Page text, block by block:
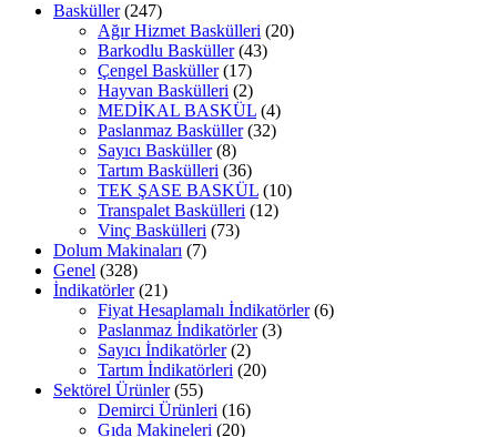
Basküller (247)
Ağır Hizmet Baskülleri (20)
Barkodlu Basküller (43)
Çengel Basküller (17)
Hayvan Baskülleri (2)
MEDİKAL BASKÜL (4)
Paslanmaz Basküller (32)
Sayıcı Basküller (8)
Tartım Baskülleri (36)
TEK ŞASE BASKÜL (10)
Transpalet Baskülleri (12)
Vinç Baskülleri (73)
Dolum Makinaları (7)
Genel (328)
İndikatörler (21)
Fiyat Hesaplamalı İndikatörler (6)
Paslanmaz İndikatörler (3)
Sayıcı İndikatörler (2)
Tartım İndikatörleri (20)
Sektörel Ürünler (55)
Demirci Ürünleri (16)
Gıda Makineleri (20)